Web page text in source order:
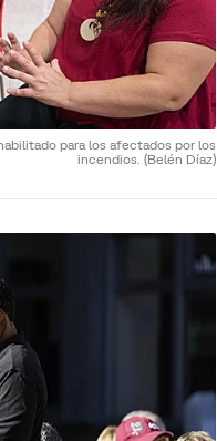
para los afectados por los
incendios. (Belén Díaz)